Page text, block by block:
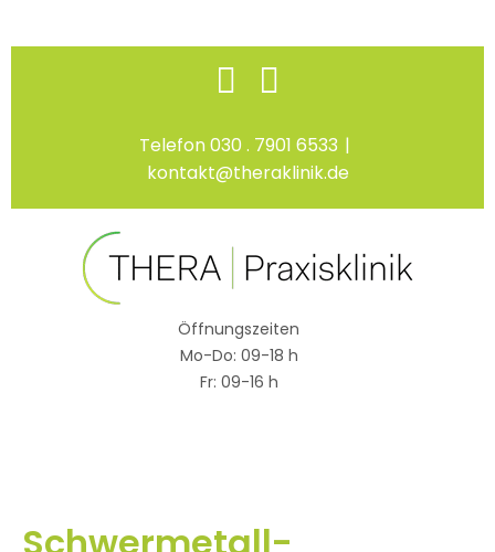
Skip
Facebook
Telefon 030 . 7901 6533 |
kontakt@theraklinik.de
Öffnungszeiten
Mo-Do: 09-18 h
Fr: 09-16 h